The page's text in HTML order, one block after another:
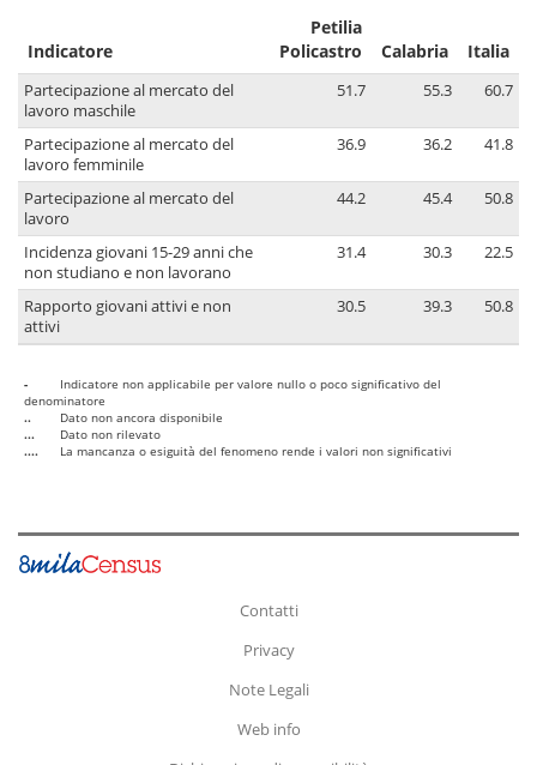
Indicatore
Petilia
Policastro
Calabria Italia
Partecipazione al mercato del
lavoro maschile
51.7 55.3 60.7
Partecipazione al mercato del
lavoro femminile
36.9 36.2 41.8
Partecipazione al mercato del
lavoro
44.2 45.4 50.8
Incidenza giovani 15-29 anni che
non studiano e non lavorano
31.4 30.3 22.5
Rapporto giovani attivi e non
attivi
30.5 39.3 50.8
-
Indicatore non applicabile per valore nullo o poco significativo del
denominatore
..
Dato non ancora disponibile
...
Dato non rilevato
....
La mancanza o esiguità del fenomeno rende i valori non significativi
Contatti
Privacy
Note Legali
Web info